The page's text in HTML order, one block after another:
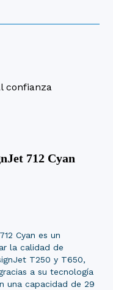
confianza
712 Cyan
Cyan es un
la calidad de
T250 y T650,
a su tecnología
una capacidad de 29